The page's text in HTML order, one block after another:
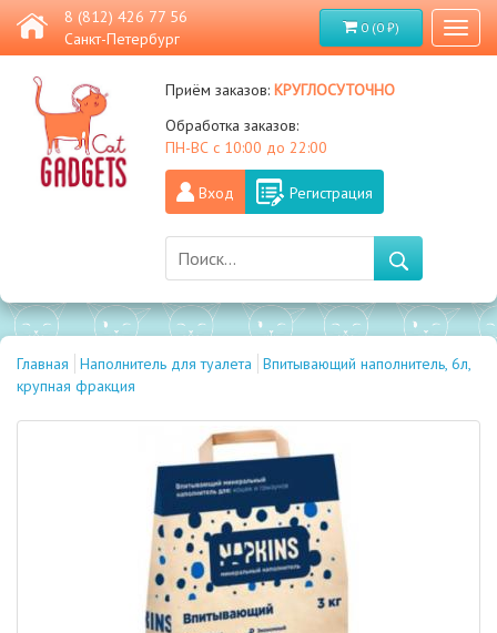
8 (812) 426 77 56
Санкт-Петербург
0 (0 ₽)
Приём заказов:круглосуточно
Обработка заказов:
ПН-ВС с 10:00 до 22:00
Вход Регистрация
Главная Наполнитель для туалета
Впитывающий наполнитель, 6л,
крупная фракция